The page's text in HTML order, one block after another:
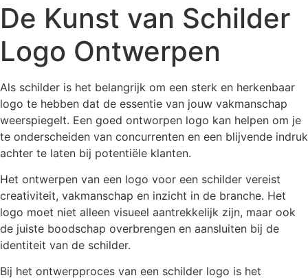
De Kunst van Schilder
Logo Ontwerpen
Als schilder is het belangrijk om een sterk en herkenbaar
logo te hebben dat de essentie van jouw vakmanschap
weerspiegelt. Een goed ontworpen logo kan helpen om je
te onderscheiden van concurrenten en een blijvende indruk
achter te laten bij potentiële klanten.
Het ontwerpen van een logo voor een schilder vereist
creativiteit, vakmanschap en inzicht in de branche. Het
logo moet niet alleen visueel aantrekkelijk zijn, maar ook
de juiste boodschap overbrengen en aansluiten bij de
identiteit van de schilder.
Bij het ontwerpproces van een schilder logo is het